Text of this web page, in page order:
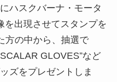
ハスクバーナ・モータ
を出現させてスタンプを
方の中から、抽選で
GLOVES”など
ズをプレゼントしま